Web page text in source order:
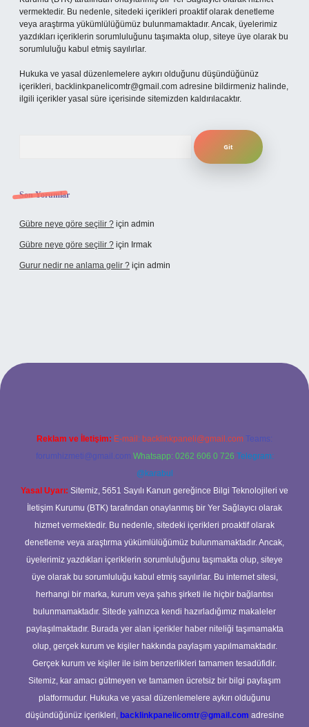
vermektedir. Bu nedenle, sitedeki içerikleri proaktif olarak denetleme
veya araştırma yükümlülüğümüz bulunmamaktadır. Ancak, üyelerimiz
yazdıkları içeriklerin sorumluluğunu taşımakta olup, siteye üye olarak bu
sorumluluğu kabul etmiş sayılırlar.
Hukuka ve yasal düzenlemelere aykırı olduğunu düşündüğünüz
içerikleri, backlinkpanelicomtr@gmail.com adresine bildirmeniz halinde,
ilgili içerikler yasal süre içerisinde sitemizden kaldırılacaktır.
Son Yorumlar
Gübre neye göre seçilir ? için admin
Gübre neye göre seçilir ? için Irmak
Gurur nedir ne anlama gelir ? için admin
yeni giriş adresi
Reklam ve İletişim: E-mail: backlinkpaneli@gmail.com Teams:
forumhizmeti@gmail.com Whatsapp: 0262 606 0 726 Telegram:
@karabul
Yasal Uyarı: Sitemiz, 5651 Sayılı Kanun gereğince Bilgi Teknolojileri ve
İletişim Kurumu (BTK) tarafından onaylanmış bir Yer Sağlayıcı olarak
hizmet vermektedir. Bu nedenle, sitedeki içerikleri proaktif olarak
denetleme veya araştırma yükümlülüğümüz bulunmamaktadır. Ancak,
üyelerimiz yazdıkları içeriklerin sorumluluğunu taşımakta olup, siteye
üye olarak bu sorumluluğu kabul etmiş sayılırlar. Bu internet sitesi,
herhangi bir marka, kurum veya şahıs şirketi ile hiçbir bağlantısı
bulunmamaktadır. Sitede yalnızca kendi hazırladığımız makaleler
paylaşılmaktadır. Burada yer alan içerikler haber niteliği taşımamakta
olup, gerçek kurum ve kişiler hakkında paylaşım yapılmamaktadır.
Gerçek kurum ve kişiler ile isim benzerlikleri tamamen tesadüfidir.
Sitemiz, kar amacı gütmeyen ve tamamen ücretsiz bir bilgi paylaşım
platformudur. Hukuka ve yasal düzenlemelere aykırı olduğunu
düşündüğünüz içerikleri, backlinkpanelicomtr@gmail.com adresine